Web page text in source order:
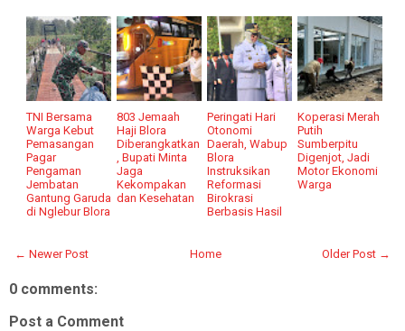
TNI Bersama
Warga Kebut
Pemasangan
Pagar
Pengaman
Jembatan
Gantung Garuda
di Nglebur Blora
803 Jemaah
Haji Blora
Diberangkatkan
, Bupati Minta
Jaga
Kekompakan
dan Kesehatan
Peringati Hari
Otonomi
Daerah, Wabup
Blora
Instruksikan
Reformasi
Birokrasi
Berbasis Hasil
Koperasi Merah
Putih
Sumberpitu
Digenjot, Jadi
Motor Ekonomi
Warga
← Newer Post Older Post →
Home
0 comments:
Post a Comment